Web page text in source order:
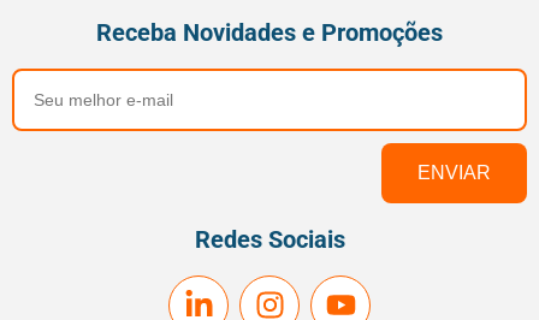
Receba Novidades e Promoções
Redes Sociais